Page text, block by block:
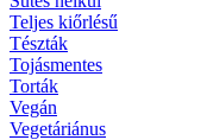
Teljes kiőrlésű
Tészták
Tojásmentes
Torták
Vegán
Vegetáriánus